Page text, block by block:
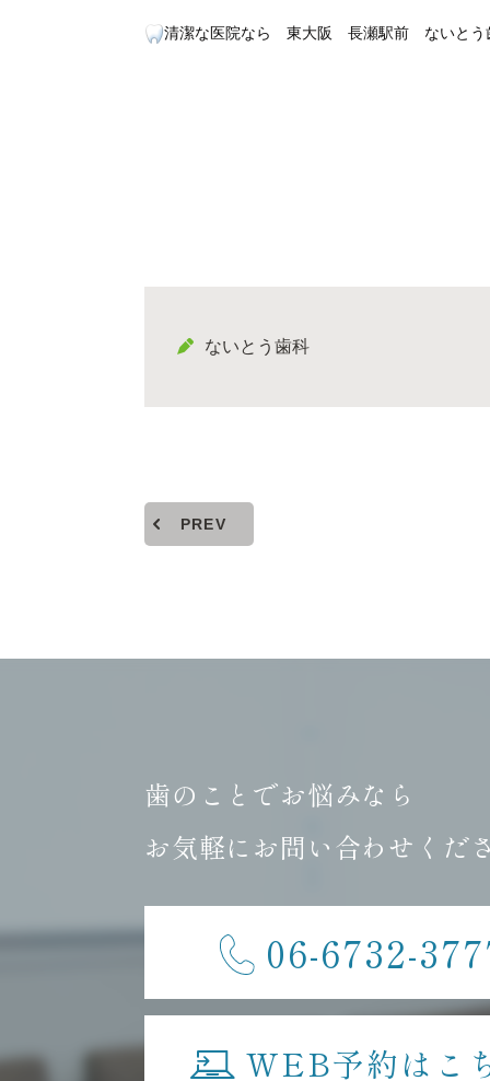
清潔な医院なら 東大阪 長瀬駅前 ないとう
ないとう歯科
PREV
歯のことでお悩みなら
お気軽にお問い合わせくだ
06-6732-
WEB予約はこ